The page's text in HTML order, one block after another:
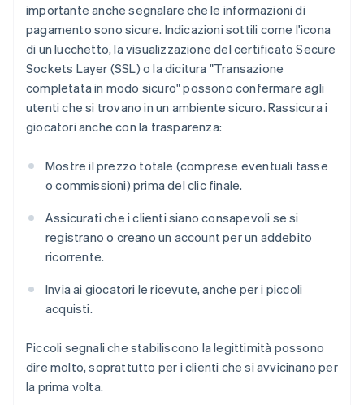
importante anche segnalare che le informazioni di
pagamento sono sicure. Indicazioni sottili come l'icona
di un lucchetto, la visualizzazione del certificato Secure
Sockets Layer (SSL) o la dicitura "Transazione
completata in modo sicuro" possono confermare agli
utenti che si trovano in un ambiente sicuro. Rassicura i
giocatori anche con la trasparenza:
Mostre il prezzo totale (comprese eventuali tasse
o commissioni) prima del clic finale.
Assicurati che i clienti siano consapevoli se si
registrano o creano un account per un addebito
ricorrente.
Invia ai giocatori le ricevute, anche per i piccoli
acquisti.
Piccoli segnali che stabiliscono la legittimità possono
dire molto, soprattutto per i clienti che si avvicinano per
la prima volta.